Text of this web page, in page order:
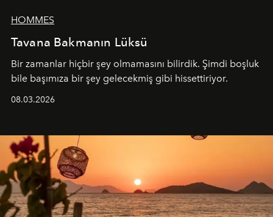
HOMMES
Tavana Bakmanın Lüksü
Bir zamanlar hiçbir şey olmamasını bilirdik. Şimdi boşluk
bile başımıza bir şey gelecekmiş gibi hissettiriyor.
08.03.2026